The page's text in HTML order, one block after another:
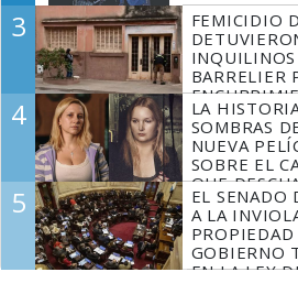
3
FEMICIDIO
BARRELIER
4
LA
SOMBRAS
NUEVA
SOBRE EL
QUE
MARIDO
5
EL SENADO
A LA
GOBIERNO
EN LA LEY